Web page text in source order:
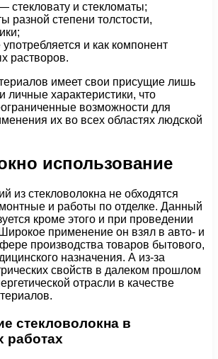
стекловату и стекломаты;
разной степени толстости,
и как компонент
растворов.
имеет свои присущие лишь
личные характеристики, что
возможности для
их во всех областях людской
использование
из стекловолокна не обходятся
и работы по отделке. Данный
кроме этого и при проведении
применение он взял в авто- и
производства товаров бытового,
назначения. А из-за
свойств в далеком прошлом
отрасли в качестве
стекловолокна в
работах